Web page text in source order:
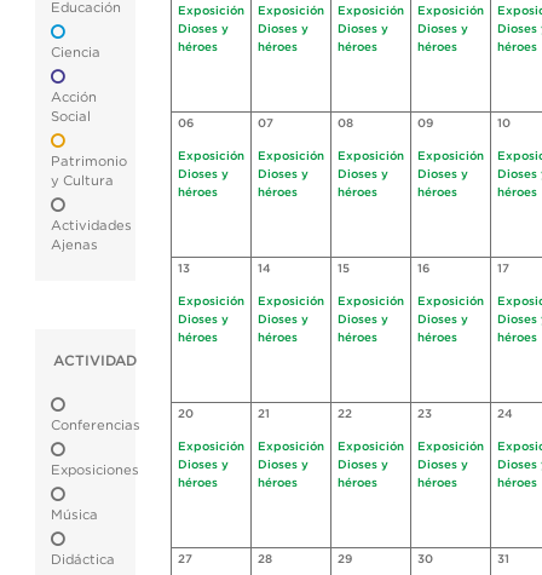
Educación
Ciencia
Acción
Social
Patrimonio
y Cultura
Actividades
Ajenas
ACTIVIDAD
Conferencias
Exposiciones
Música
Didáctica
Exposición
Dioses y
héroes
Exposición
Dioses y
héroes
Exposición
Dioses y
héroes
Exposición
Dioses y
héroes
Dioses
héroes
06
Exposición
Dioses y
héroes
07
Exposición
Dioses y
héroes
08
Exposición
Dioses y
héroes
09
Exposición
Dioses y
héroes
10
Dioses
héroes
13
Exposición
Dioses y
héroes
14
Exposición
Dioses y
héroes
15
Exposición
Dioses y
héroes
16
Exposición
Dioses y
héroes
17
Dioses
héroes
20
Exposición
Dioses y
héroes
21
Exposición
Dioses y
héroes
22
Exposición
Dioses y
héroes
23
Exposición
Dioses y
héroes
24
Dioses
héroes
27 28 29 30 31